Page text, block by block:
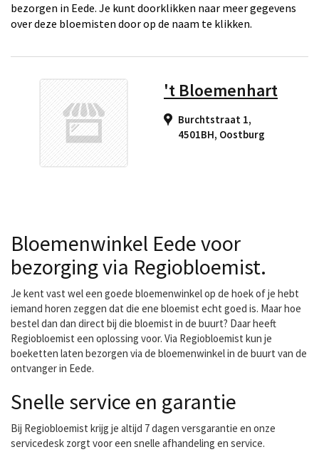
bezorgen in Eede. Je kunt doorklikken naar meer gegevens
over deze bloemisten door op de naam te klikken.
't Bloemenhart
Burchtstraat 1,
4501BH, Oostburg
Bloemenwinkel Eede voor
bezorging via Regiobloemist.
Je kent vast wel een goede bloemenwinkel op de hoek of je hebt
iemand horen zeggen dat die ene bloemist echt goed is. Maar hoe
bestel dan dan direct bij die bloemist in de buurt? Daar heeft
Regiobloemist een oplossing voor. Via Regiobloemist kun je
boeketten laten bezorgen via de bloemenwinkel in de buurt van de
ontvanger in Eede.
Snelle service en garantie
Bij Regiobloemist krijg je altijd 7 dagen versgarantie en onze
servicedesk zorgt voor een snelle afhandeling en service.